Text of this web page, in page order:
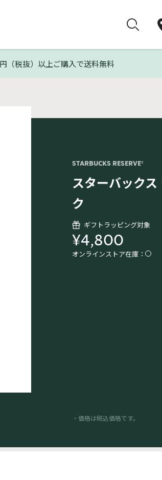
（税抜）以上ご購入で送料無料
STARBUCKS RESERVE®
スターバック
ク
ギフトラッピング対象
¥4,800
オンラインストア在庫：
・価格は税込価格です。